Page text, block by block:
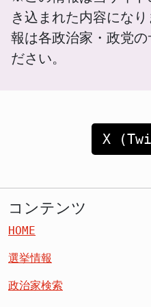
き込まれた内容にな
報は各政治家・政党
ださい。
X
コンテンツ
HOME
選挙情報
政治家検索